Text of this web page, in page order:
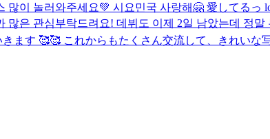
많이 놀러와주세요💚 시요민국 사랑해🤗 愛してるっ
은 관심부탁드려요! 데뷔도 이제 2일 남았는데 정
ます 🥰🥰 これからもたくさん交流して、きれいな